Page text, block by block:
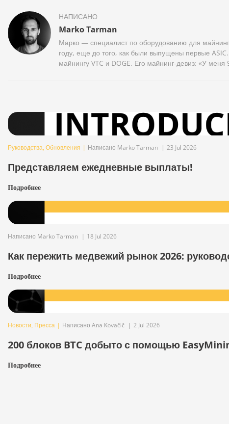
НАПИСАНО
Marko Tarman
Марко — специалист по оборудованию для
году, еще до того, как были выпущены первые
майнингу VTC и DOGE. Его майнинг-девиз: «У
Руководства, Обновления | Написано Marko Tarman | 23 Jul 2026
Представляем ежедневные выплаты!
Подробнее
Написано Marko Tarman | 18 Jul 2026
Как пережить медвежий рынок 2026:
Подробнее
Новости, Пресса | Написано Ana Kovačič | 2 Jul 2026
200 блоков BTC добыто с помощью
Подробнее